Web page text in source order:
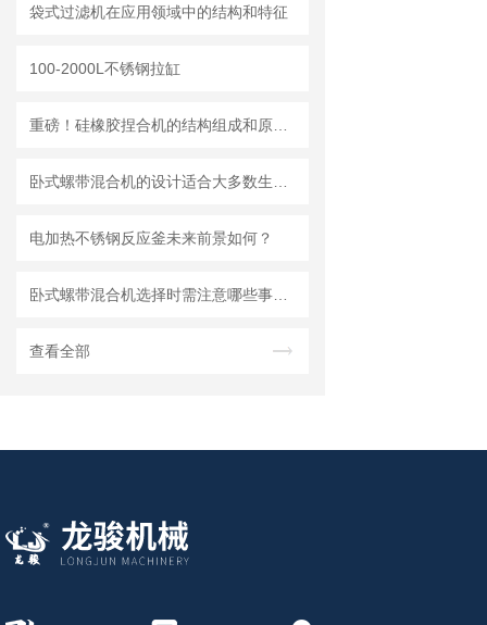
袋式过滤机在应用领域中的结构和特征
100-2000L不锈钢拉缸
电加热不锈钢反应釜未来前景如何？
查看全部